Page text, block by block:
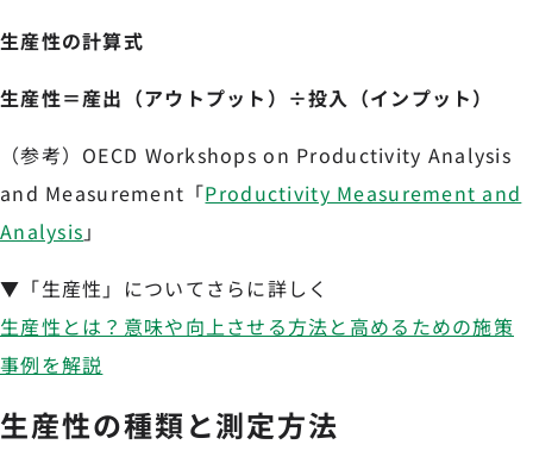
生産性の計算式
生産性＝産出（アウトプット）÷投入（インプット）
（参考）OECD Workshops on Productivity Analysis
and Measurement「Productivity Measurement and
Analysis 」
▼「生産性」についてさらに詳しく
生産性とは？意味や向上させる方法と高めるための施策
事例を解説
生産性の種類と測定方法